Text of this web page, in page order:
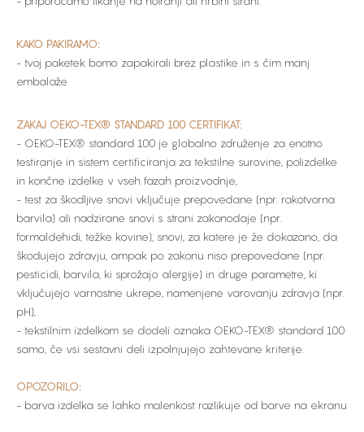
KAKO PAKIRAMO:
- tvoj paketek bomo zapakirali brez plastike in s čim manj
embalaže
ZAKAJ OEKO-TEX® STANDARD 100 CERTIFIKAT:
- OEKO-TEX® standard 100 je globalno združenje za enotno
testiranje in sistem certificiranja za tekstilne surovine, polizdelke
in končne izdelke v vseh fazah proizvodnje,
- test za škodljive snovi vključuje prepovedane (npr. rakotvorna
barvila) ali nadzirane snovi s strani zakonodaje (npr.
formaldehidi, težke kovine), snovi, za katere je že dokazano, da
škodujejo zdravju, ampak po zakonu niso prepovedane (npr.
pesticidi, barvila, ki sprožajo alergije) in druge parametre, ki
vključujejo varnostne ukrepe, namenjene varovanju zdravja (npr.
pH),
- tekstilnim izdelkom se dodeli oznaka OEKO-TEX® standard 100
samo, če vsi sestavni deli izpolnjujejo zahtevane kriterije.
OPOZORILO:
- barva izdelka se lahko malenkost razlikuje od barve na ekranu